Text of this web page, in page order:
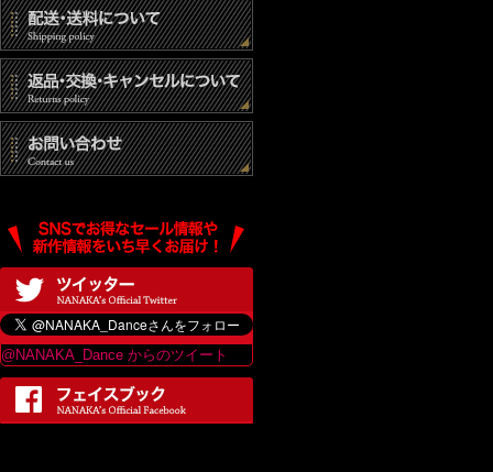
@NANAKA_Dance からのツイート